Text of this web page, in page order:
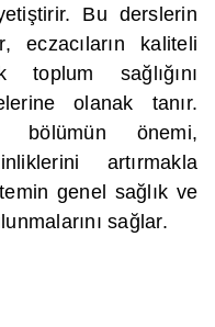
Bu derslerin
eczacıların kaliteli
toplum sağlığını
olanak tanır.
bölümün önemi,
artırmakla
genel sağlık ve
sağlar.